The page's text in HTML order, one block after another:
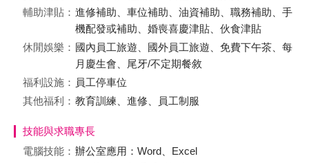
輔助津貼： 進修補助、車位補助、油資補助、職務補助、手
機配發或補助、婚喪喜慶津貼、伙食津貼
休閒娛樂： 國內員工旅遊、國外員工旅遊、免費下午茶、每
月慶生會、尾牙/不定期餐敘
福利設施： 員工停車位
其他福利： 教育訓練、進修、員工制服
技能與求職專長
電腦技能： 辦公室應用：Word、Excel